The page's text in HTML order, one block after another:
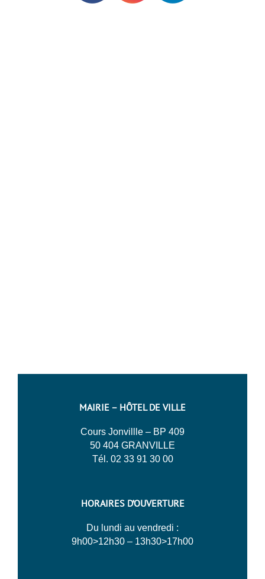
MAIRIE – HÔTEL DE VILLE
Cours Jonvillle – BP 409
50 404 GRANVILLE
Tél. 02 33 91 30 00
HORAIRES D’OUVERTURE
Du lundi au vendredi :
9h00>12h30 – 13h30>17h00